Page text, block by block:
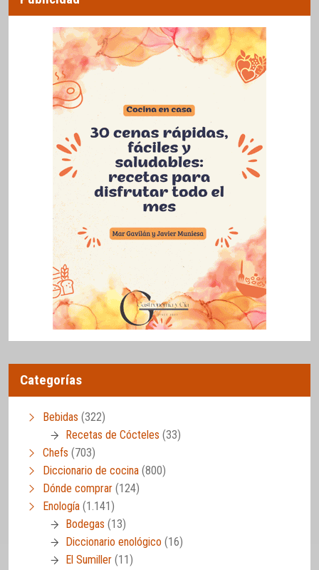
Categorías
Bebidas (322)
Recetas de Cócteles (33)
Chefs (703)
Diccionario de cocina (800)
Dónde comprar (124)
Enología (1.141)
Bodegas (13)
Diccionario enológico (16)
El Sumiller (11)